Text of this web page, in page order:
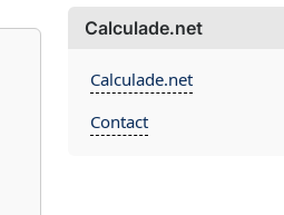
Calculade.net
Calculade.net
Contact